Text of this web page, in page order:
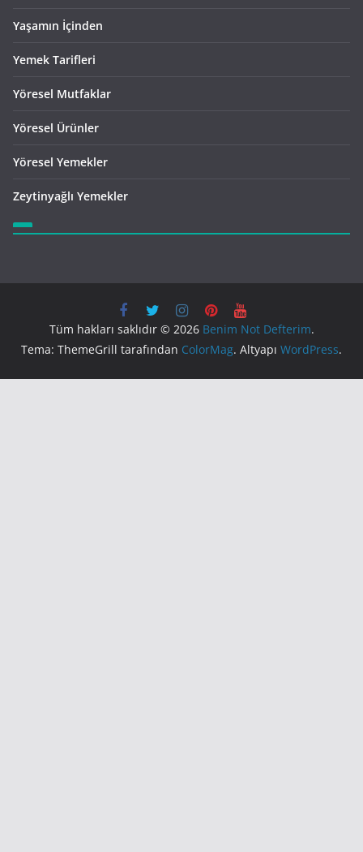
Yaşamın İçinden
Yemek Tarifleri
Yöresel Mutfaklar
Yöresel Ürünler
Yöresel Yemekler
Zeytinyağlı Yemekler
Tüm hakları saklıdır © 2026 Benim Not Defterim.
Tema: ThemeGrill tarafından ColorMag. Altyapı WordPress.